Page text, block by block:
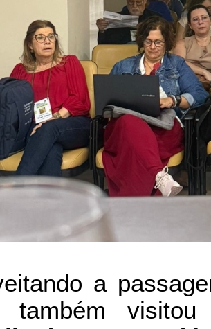
a
também